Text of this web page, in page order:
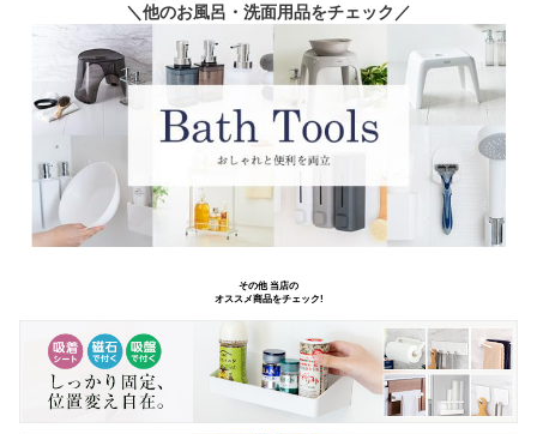
＼他のお風呂・洗面用品をチェック／